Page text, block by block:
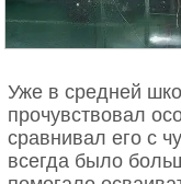
Уже в средней
прочувствовал
сравнивал его с
всегда было